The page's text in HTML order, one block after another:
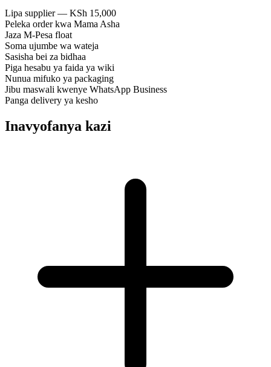
Lipa supplier — KSh 15,000
Peleka order kwa Mama Asha
Jaza M-Pesa float
Soma ujumbe wa wateja
Sasisha bei za bidhaa
Piga hesabu ya faida ya wiki
Nunua mifuko ya packaging
Jibu maswali kwenye WhatsApp Business
Panga delivery ya kesho
Inavyofanya kazi